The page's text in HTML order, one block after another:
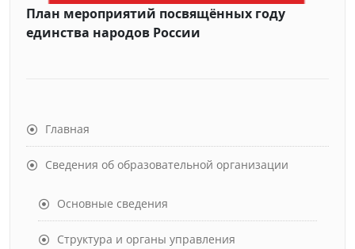
План мероприятий посвящённых году
единства народов России
Главная
Сведения об образовательной организации
Основные сведения
Структура и органы управления